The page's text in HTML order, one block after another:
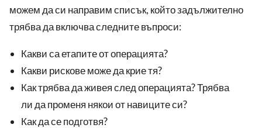
можем да си направим списък, който задължително
трябва да включва следните въпроси:
Какви са етапите от операцията?
Какви рискове може да крие тя?
Как трябва да живея след операцията? Трябва
ли да променя някои от навиците си?
Как да се подготвя?